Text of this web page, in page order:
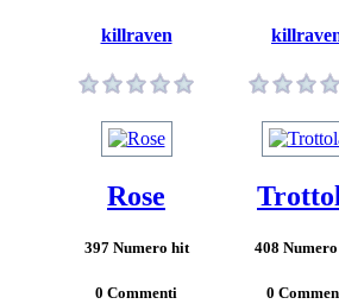
killraven
Rose
397 Numero hit
0 Commenti
408
0